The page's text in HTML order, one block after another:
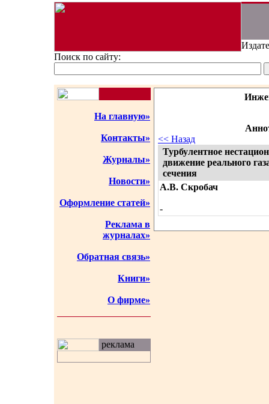
Поиск по сайту:
На главную»
Контакты»
Журналы»
Новости»
Оформление статей»
Реклама в
журналах»
Обратная связь»
Книги»
О фирме»
реклама
<< Назад
Турбулентное
движение реального
сечения
А.В. Скробач
-